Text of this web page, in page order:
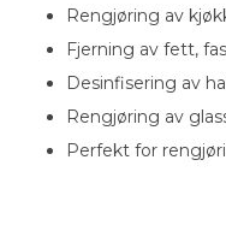
Rengjøring av
Fjerning av fett,
Desinfisering av
Rengjøring av
Perfekt for